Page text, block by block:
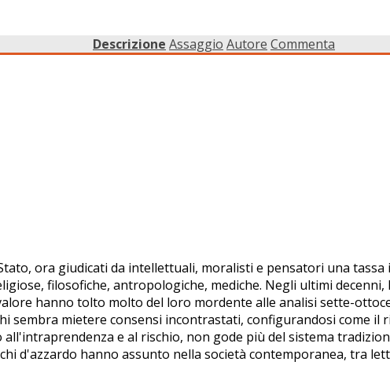
Descrizione Assaggio Autore Commenta
ora giudicati da intellettuali, moralisti e pensatori una
filosofiche, antropologiche, mediche. Negli ultimi
hanno tolto molto del loro mordente alle analisi sette-
sembra mietere consensi incontrastati, configurandosi come il
all'intraprendenza e al rischio, non gode più del sistema
d'azzardo hanno assunto nella società contemporanea, tra